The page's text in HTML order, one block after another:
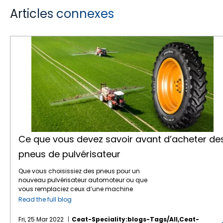
Articles connexes
Ce que vous devez savoir avant d’acheter
pneus de pulvérisateur
Que vous choisissiez des pneus pour un
nouveau pulvérisateur automoteur ou que
vous remplaciez ceux d’une machine
existante, quelques points sont à prendre en
passer commande.Avant de saisir « pneus
Read the full blog
Fri, 25 Mar 2022
Ceat-Speciality:blogs-Tags/all,ceat-